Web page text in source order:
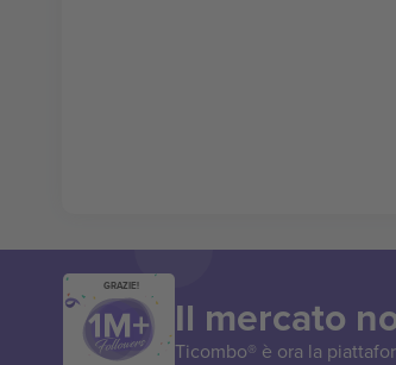
GRAZIE!
Il mercato
Ticombo® è ora la